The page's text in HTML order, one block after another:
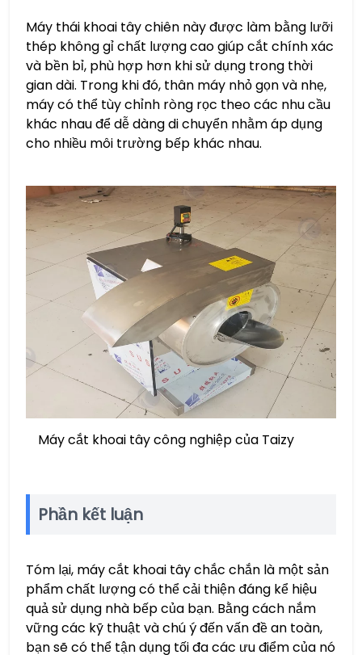
Máy thái khoai tây chiên này được làm bằng lưỡi
thép không gỉ chất lượng cao giúp cắt chính xác
và bền bỉ, phù hợp hơn khi sử dụng trong thời
gian dài. Trong khi đó, thân máy nhỏ gọn và nhẹ,
máy có thể tùy chỉnh ròng rọc theo các nhu cầu
khác nhau để dễ dàng di chuyển nhằm áp dụng
cho nhiều môi trường bếp khác nhau.
Máy cắt khoai tây công nghiệp của Taizy
Phần kết luận
Tóm lại, máy cắt khoai tây chắc chắn là một sản
phẩm chất lượng có thể cải thiện đáng kể hiệu
quả sử dụng nhà bếp của bạn. Bằng cách nắm
vững các kỹ thuật và chú ý đến vấn đề an toàn,
bạn sẽ có thể tận dụng tối đa các ưu điểm của nó